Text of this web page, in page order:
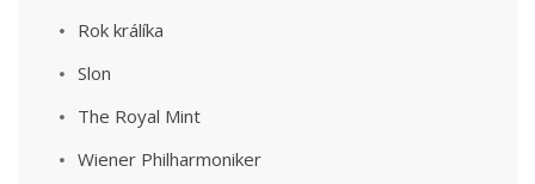
Rok králíka
Slon
The Royal Mint
Wiener Philharmoniker